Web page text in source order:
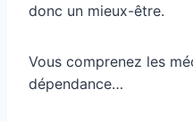
donc un mieux-être.
Vous comprenez les
dépendance…